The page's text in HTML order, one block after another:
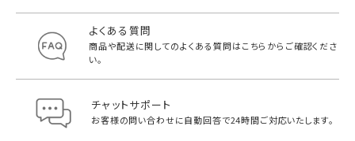
よくある質問
商品や配送に関してのよくある質問はこちらからご確認くださ
い。
チャットサポート
お客様の問い合わせに自動回答で24時間ご対応いたします。